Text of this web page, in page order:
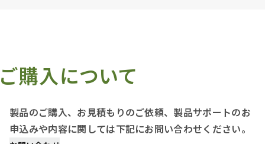
ご購入について
製品のご購入、お見積もりのご依頼、製品サポートのお
申込みや内容に関しては下記にお問い合わせください。